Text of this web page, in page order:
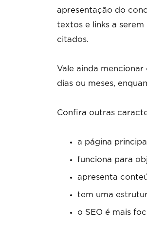
apresentação do
textos e links a
citados.
Vale ainda
dias ou meses,
Confira outras
a página
funciona para
apresenta
tem uma
o SEO é mais